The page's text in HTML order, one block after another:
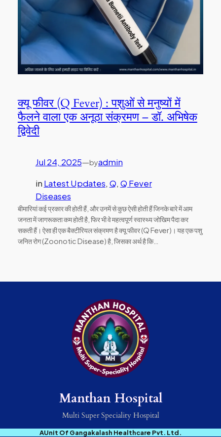
क्यू फीवर (Q Fever) : पशुओं से मनुष्यों में
फैलने वाला एक अनूठा संक्रमण – डॉ. अभिषेक
द्विवेदी
Jul 24, 2025—byadmin
in Latest Updates, Q, Q Fever
Diseases
बीमारियां कई प्रकार की होती हैं, और उनमें से कुछ ऐसी होती हैं जिनके बारे में आम
जनता में जागरूकता कम होती है, फिर भी वे महत्वपूर्ण स्वास्थ्य जोखिम पैदा कर
सकती हैं। ऐसा ही एक बैक्टीरियल संक्रमण है क्यू फीवर (Q Fever)। यह एक पशु
जनित रोग (Zoonotic Disease) है, जिसका अर्थ है कि…
Manthan Hospital
Multi Super Speciality Hospital
AUnit Of Gangakalash Healthcare Pvt. Ltd.